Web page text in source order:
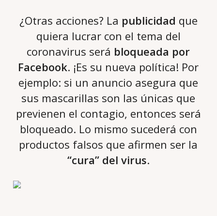
¿Otras acciones? La publicidad que
quiera lucrar con el tema del
coronavirus será bloqueada por
Facebook. ¡Es su nueva política! Por
ejemplo: si un anuncio asegura que
sus mascarillas son las únicas que
previenen el contagio, entonces será
bloqueado. Lo mismo sucederá con
productos falsos que afirmen ser la
“cura” del virus.